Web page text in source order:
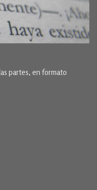
partes, en formato